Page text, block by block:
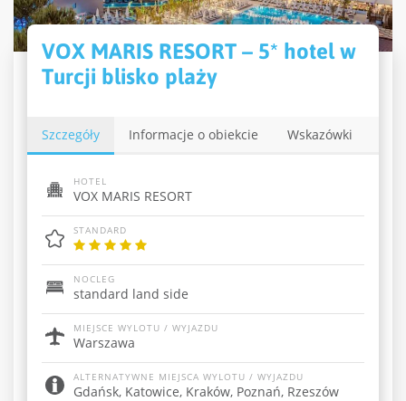
VOX MARIS RESORT – 5* hotel w
Turcji blisko plaży
Szczegóły Informacje o obiekcie Wskazówki
HOTEL
VOX MARIS RESORT
STANDARD
NOCLEG
standard land side
MIEJSCE WYLOTU / WYJAZDU
Warszawa
ALTERNATYWNE MIEJSCA WYLOTU / WYJAZDU
Gdańsk, Katowice, Kraków, Poznań, Rzeszów